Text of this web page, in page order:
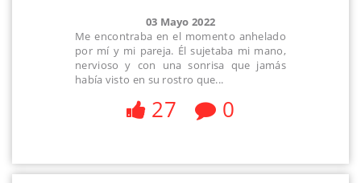
03 Mayo 2022
Me encontraba en el momento anhelado
por mí y mi pareja. Él sujetaba mi mano,
nervioso y con una sonrisa que jamás
había visto en su rostro que...
27 0